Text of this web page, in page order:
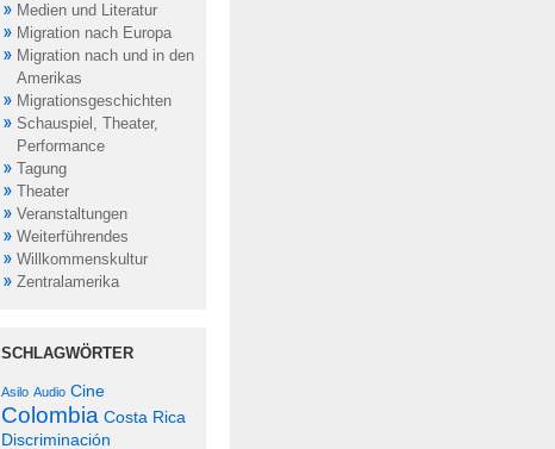
Medien und Literatur
Migration nach Europa
Migration nach und in den
Amerikas
Migrationsgeschichten
Schauspiel, Theater,
Performance
Tagung
Theater
Veranstaltungen
Weiterführendes
Willkommenskultur
Zentralamerika
SCHLAGWÖRTER
Asilo Audio Cine
Colombia Costa Rica
Discriminación